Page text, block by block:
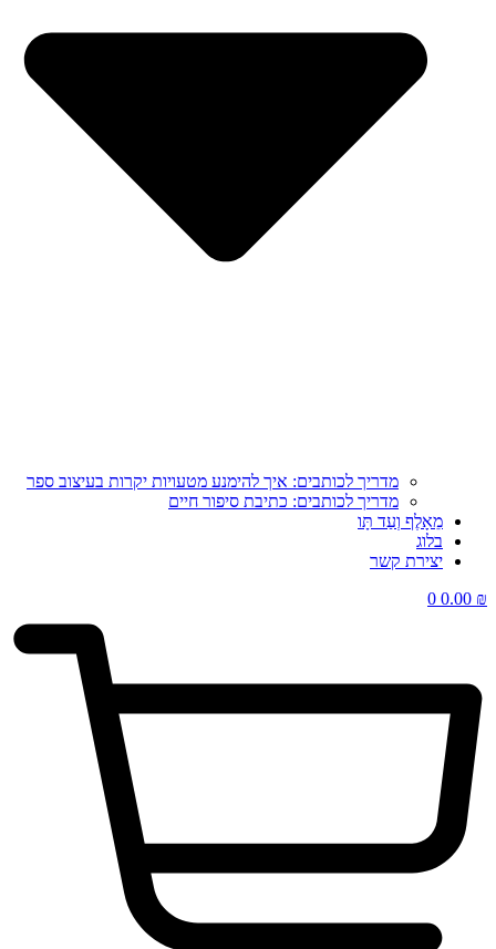
מדריך לכותבים: איך להימנע מטעויות יקרות בעיצוב ספר
מדריך לכותבים: כתיבת סיפור חיים
מֵאָלֶף וְעַד תָּו
בלוג
יצירת קשר
0.00 ₪
0